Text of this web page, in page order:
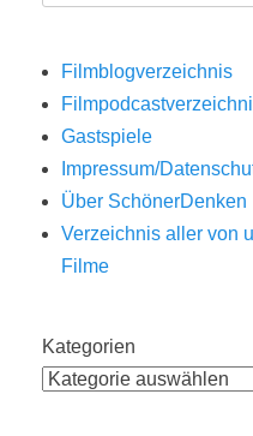
Filmblogverzeichnis
Gastspiele
Impressum/
Über SchönerDenken
Verzeichnis aller von
Filme
Kategorien